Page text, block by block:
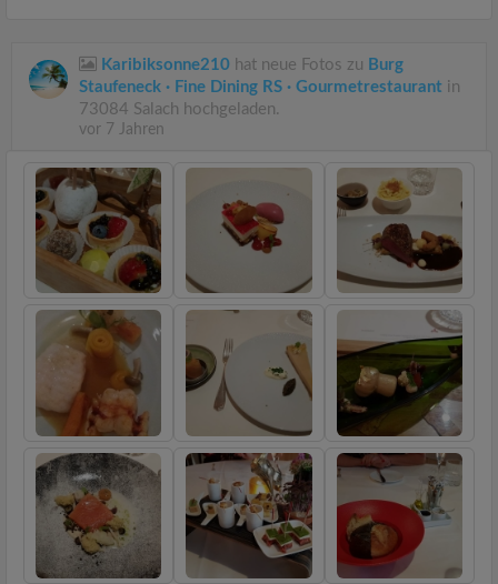
Karibiksonne210 hat neue Fotos zu Burg
Staufeneck · Fine Dining RS · Gourmetrestaurant in
73084 Salach hochgeladen.
vor 7 Jahren